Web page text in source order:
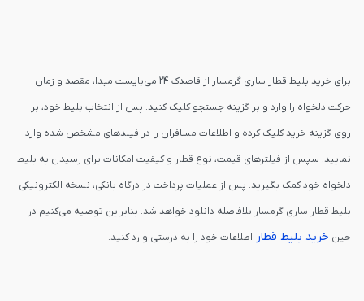
برای خرید بلیط قطار ساری گرمسار از قاصدک 24 می‌بایست مبدا، مقصد و زمان
حرکت دلخواه را وارد و بر گزینه جستجو کلیک کنید. پس از انتخاب بلیط خود، بر
روی گزینه خرید کلیک کرده و اطلاعات مسافران را در فیلدهای مشخص شده وارد
نمایید. سپس از فیلترهای قیمت، نوع قطار و کیفیت امکانات برای رسیدن به بلیط
دلخواه خود کمک بگیرید. پس از عملیات پرداخت در درگاه بانکی، نسخه الکترونیکی
بلیط قطار ساری گرمسار بلافاصله دانلود خواهد شد. بنابراین توصیه می‌کنیم در
حین خرید بلیط قطار اطلاعات خود را به درستی وارد کنید.